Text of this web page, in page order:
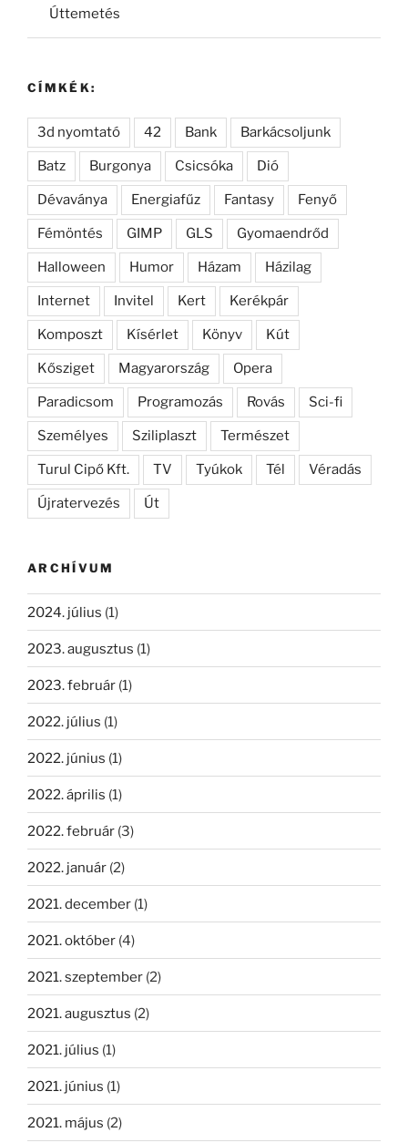
Úttemetés
CÍMKÉK:
3d nyomtató 42 Bank Barkácsoljunk
Batz Burgonya Csicsóka Dió
Dévaványa Energiafűz Fantasy Fenyő
Fémöntés GIMP GLS Gyomaendrőd
Halloween Humor Házam Házilag
Internet Invitel Kert Kerékpár
Komposzt Kísérlet Könyv Kút
Kősziget Magyarország Opera
Paradicsom Programozás Rovás Sci-fi
Személyes Sziliplaszt Természet
Turul Cipő Kft. TV Tyúkok Tél Véradás
Újratervezés Út
ARCHÍVUM
2024. július (1)
2023. augusztus (1)
2023. február (1)
2022. július (1)
2022. június (1)
2022. április (1)
2022. február (3)
2022. január (2)
2021. december (1)
2021. október (4)
2021. szeptember (2)
2021. augusztus (2)
2021. július (1)
2021. június (1)
2021. május (2)